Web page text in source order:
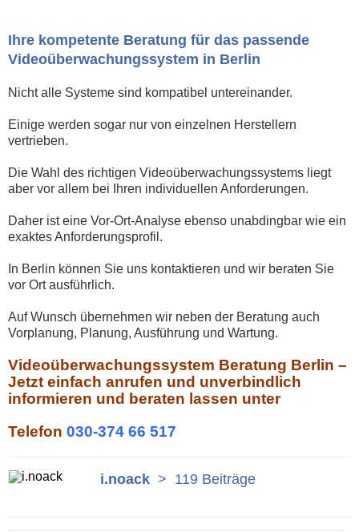
Ihre kompetente Beratung für das passende
Videoüberwachungssystem in Berlin
Nicht alle Systeme sind kompatibel untereinander.
Einige werden sogar nur von einzelnen Herstellern
vertrieben.
Die Wahl des richtigen Videoüberwachungssystems liegt
aber vor allem bei Ihren individuellen Anforderungen.
Daher ist eine Vor-Ort-Analyse ebenso unabdingbar wie ein
exaktes Anforderungsprofil.
In Berlin können Sie uns kontaktieren und wir beraten Sie
vor Ort ausführlich.
Auf Wunsch übernehmen wir neben der Beratung auch
Vorplanung, Planung, Ausführung und Wartung.
Videoüberwachungssystem Beratung Berlin –
Jetzt einfach anrufen und unverbindlich
informieren und beraten lassen unter
Telefon 030-374 66 517
i.noack > 119 Beiträge